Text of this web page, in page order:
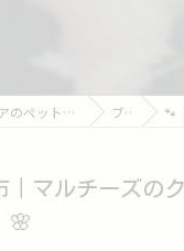
福岡･筑豊エリアのペット火葬ならペット訪問火葬ポピー ブログ 🐾【
｜マルチーズの
🌸